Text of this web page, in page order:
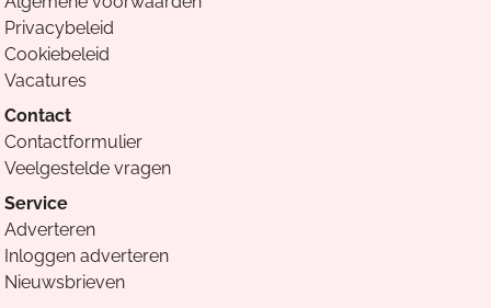
Privacybeleid
Cookiebeleid
Vacatures
Contact
Contactformulier
Veelgestelde vragen
Service
Adverteren
Inloggen adverteren
Nieuwsbrieven